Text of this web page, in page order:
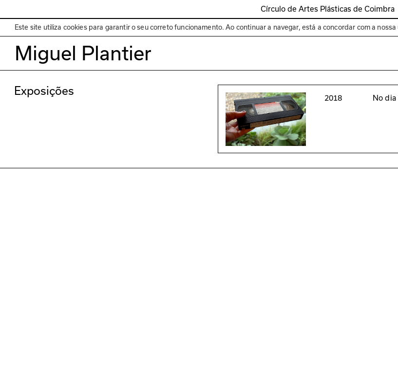
Círculo de Artes Plásticas de Coimbra
EN Programa Espaços
Este site utiliza cookies para garantir o seu correto funcionamento. Ao continuar a navegar, está a concordar com a
Miguel Plantier
Exposições
2018 No